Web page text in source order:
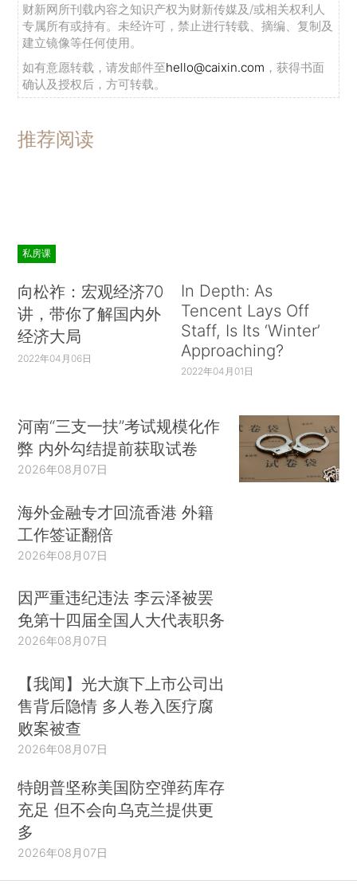
财新网所刊载内容之知识产权为财新传媒及/或相关权利人
专属所有或持有。未经许可，禁止进行转载、摘编、复制及
建立镜像等任何使用。
如有意愿转载，请发邮件至hello@caixin.com ，获得书面
确认及授权后，方可转载。
推荐阅读
私房课
向松祚：宏观经济70
讲，带你了解国内外
经济大局
2022年04月06日
In Depth: As
Tencent Lays Off
Staff, Is Its ‘Winter’
Approaching?
2022年04月01日
河南“三支一扶”考试规模化作
弊 内外勾结提前获取试卷
2026年08月07日
海外金融专才回流香港 外籍
工作签证翻倍
2026年08月07日
因严重违纪违法 李云泽被罢
免第十四届全国人大代表职务
2026年08月07日
【我闻】光大旗下上市公司出
售背后隐情 多人卷入医疗腐
败案被查
2026年08月07日
特朗普坚称美国防空弹药库存
充足 但不会向乌克兰提供更
多
2026年08月07日